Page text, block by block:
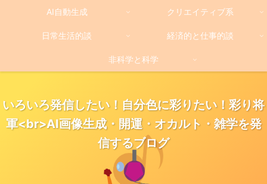
いろいろ発信したい！自分色に彩りたい！彩り将
軍<br>AI画像生成・開運・オカルト・雑学を発
信するブログ
AI自動生成 クリエイティブ系
日常生活的談 経済的と仕事的談
非科学と科学